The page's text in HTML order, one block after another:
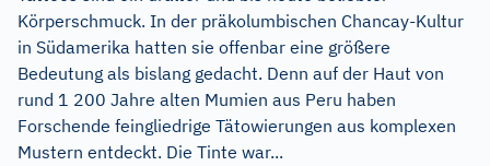
Körperschmuck. In der präkolumbischen Chancay-Kultur
in Südamerika hatten sie offenbar eine größere
Bedeutung als bislang gedacht. Denn auf der Haut von
rund 1 200 Jahre alten Mumien aus Peru haben
Forschende feingliedrige Tätowierungen aus komplexen
Mustern entdeckt. Die Tinte war...